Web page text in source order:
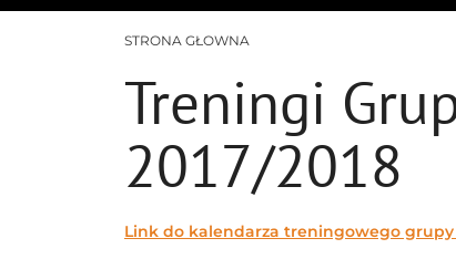
STRONA GŁOWNA
Treningi
2017/2018
Link do kalendarza treningowego grupy